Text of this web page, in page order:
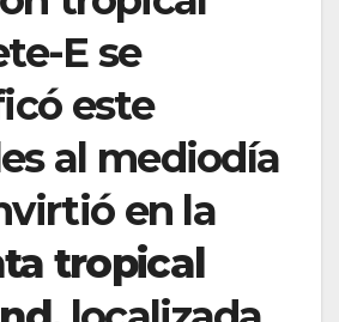
E se
este
al mediodía
en la
tropical